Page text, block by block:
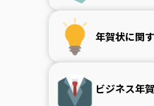
年賀状に関
ビジネス年